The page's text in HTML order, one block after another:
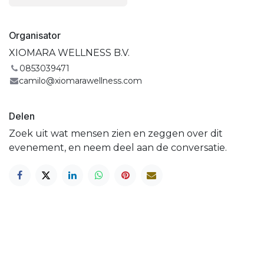
Organisator
XIOMARA WELLNESS B.V.
0853039471
camilo@xiomarawellness.com
Delen
Zoek uit wat mensen zien en zeggen over dit
evenement, en neem deel aan de conversatie.